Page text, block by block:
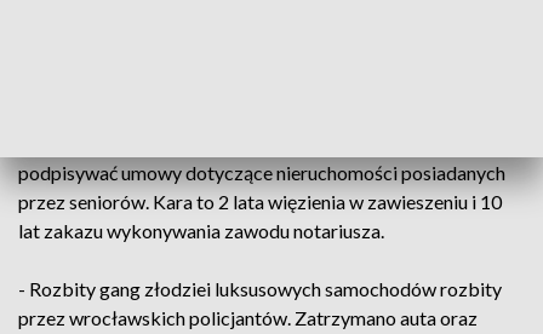
podpisywać umowy dotyczące nieruchomości posiadanych
przez seniorów. Kara to 2 lata więzienia w zawieszeniu i 10
lat zakazu wykonywania zawodu notariusza.
- Rozbity gang złodziei luksusowych samochodów rozbity
przez wrocławskich policjantów. Zatrzymano auta oraz